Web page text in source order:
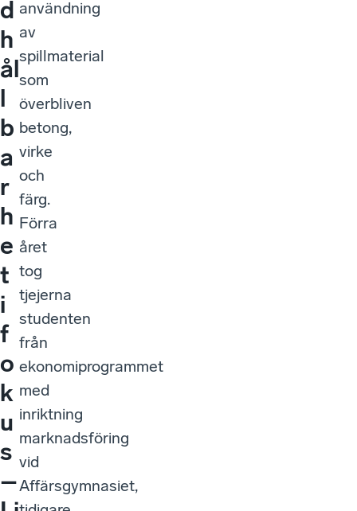
d
h
ål
l
b
a
r
h
e
t
i
f
o
k
u
s
–
användning
av
spillmaterial
som
överbliven
betong,
virke
och
färg.
Förra
året
tog
tjejerna
studenten
från
ekonomiprogrammet
med
inriktning
marknadsföring
vid
Affärsgymnasiet,